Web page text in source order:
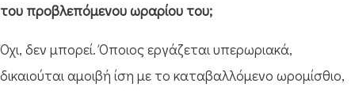
του προβλεπόμενου ωραρίου του;
Όχι, δεν μπορεί. Όποιος εργάζεται υπερωριακά,
δικαιούται αμοιβή ίση με το καταβαλλόμενο ωρομίσθιο,